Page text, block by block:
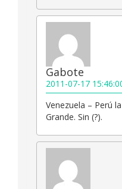
Gabote
2011-07-17
Venezuela – Perú
Grande. Sin (?).